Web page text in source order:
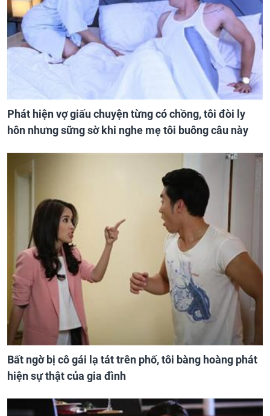
Phát hiện vợ giấu chuyện từng có chồng, tôi đòi ly
hôn nhưng sững sờ khi nghe mẹ tôi buông câu này
Bất ngờ bị cô gái lạ tát trên phố, tôi bàng hoàng phát
hiện sự thật của gia đình